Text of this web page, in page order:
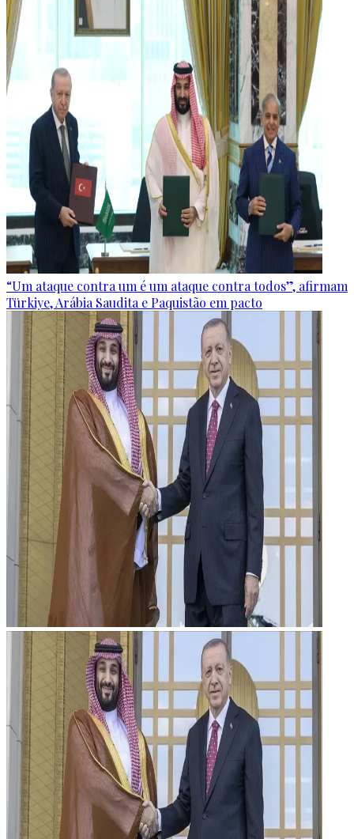
“Um ataque contra um é um ataque contra todos”, afirmam
Türkiye, Arábia Saudita e Paquistão em pacto